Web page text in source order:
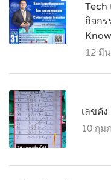
Tech
กิจกร
12 มี
เลขดั
10 กุม